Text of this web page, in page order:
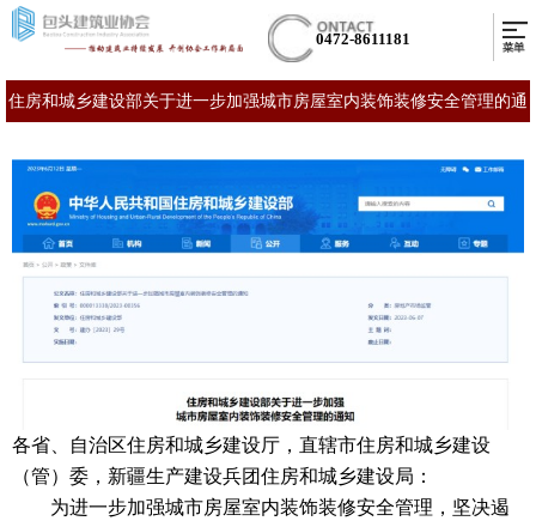
0472-8611181
住房和城乡建设部关于进一步加强城市房屋室内装饰装修安全管理的通
各省、自治区住房和城乡建设厅，直辖市住房和城乡建设
（管）委，新疆生产建设兵团住房和城乡建设局：
为进一步加强城市房屋室内装饰装修安全管理，坚决遏